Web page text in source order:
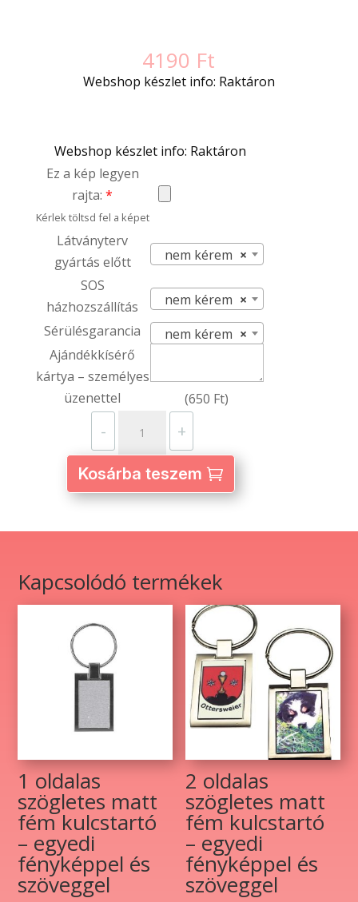
4190 Ft
Webshop készlet info: Raktáron
Webshop készlet info: Raktáron
Ez a kép legyen
rajta:*
Kérlek töltsd fel a képet
Látványterv
gyártás előtt
×
nem kérem
SOS
házhozszállítás
×
nem kérem
Sérülésgarancia
×
nem kérem
Ajándékkísérő
kártya – személyes
üzenettel
(650 Ft)
-
fél
szív
kulcstartó
–
fényképpel
és
szöveggel
+
Kosárba teszem
Kapcsolódó termékek
1 oldalas
szögletes matt
fém kulcstartó
– egyedi
fényképpel és
szöveggel
2 oldalas
szögletes matt
fém kulcstartó
– egyedi
fényképpel és
szöveggel